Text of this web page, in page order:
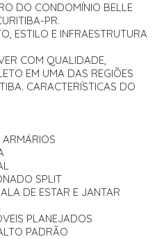
DO CONDOMÍNIO BELLE
PR.
ESTILO E INFRAESTRUTURA
COM QUALIDADE,
EM UMA DAS REGIÕES
CARACTERÍSTICAS DO
SPLIT
DE ESTAR E JANTAR
PLANEJADOS
PADRÃO